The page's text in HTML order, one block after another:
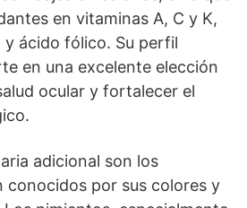
en vitaminas A, C y K,
ácido fólico. Su perfil
en una excelente elección
ocular y fortalecer el
adicional son los
conocidos por sus colores y